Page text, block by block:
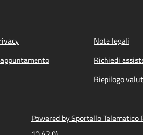
Note legali
Richiedi
Riepilogo
Powered by Sportello Telematico